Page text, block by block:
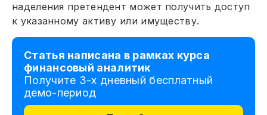
наделения претендент может получить доступ
к указанному активу или имуществу.
Статья написана в рамках курса
финансовый аналитик
Получите 3-х дневный бесплатный
демо-период